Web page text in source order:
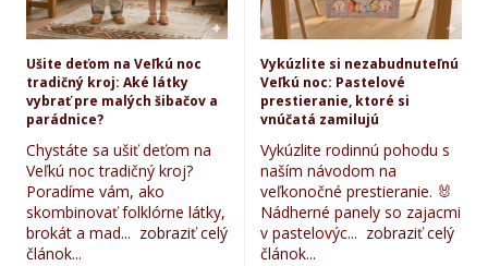
Ušite deťom na Veľkú noc
tradičný kroj: Aké látky
vybrať pre malých šibačov a
parádnice?
Chystáte sa ušiť deťom na
Veľkú noc tradičný kroj?
Poradíme vám, ako
skombinovať folklórne látky,
brokát a mad... zobraziť celý
článok...
Vykúzlite si nezabudnuteľnú
Veľkú noc: Pastelové
prestieranie, ktoré si
vnúčatá zamilujú
Vykúzlite rodinnú pohodu s
naším návodom na
veľkonočné prestieranie. 🐰
Nádherné panely so zajacmi
v pastelovýc... zobraziť celý
článok...